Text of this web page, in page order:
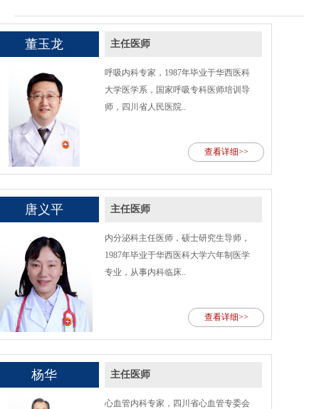
董玉龙 主任医师
呼吸内科专家，1987年毕业于华西医科
大学医学系，国家呼吸专科医师培训导
师，四川省人民医院..
查看详细>>
唐义平 主任医师
内分泌科主任医师，硕士研究生导师，
1987年毕业于华西医科大学六年制医学
专业，从事内科临床..
查看详细>>
杨华 主任医师
心血管内科专家，四川省心血管专委会